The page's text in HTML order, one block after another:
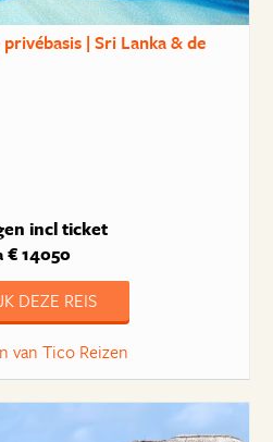
| Sri Lanka & de
incl ticket
€ 14050
DEZE REIS
van Tico Reizen